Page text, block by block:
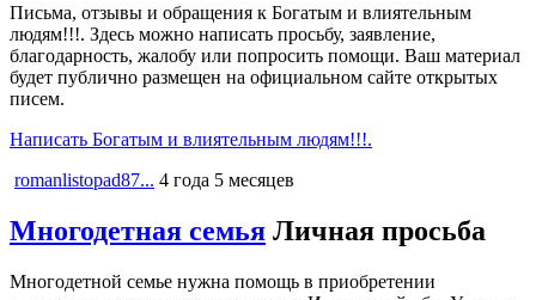
Письма, отзывы и обращения к Богатым и влиятельным
людям!!!. Здесь можно написать просьбу, заявление,
благодарность, жалобу или попросить помощи. Ваш материал
будет публично размещен на официальном сайте открытых
писем.
Написать Богатым и влиятельным людям!!!.
romanlistopad87... 4 года 5 месяцев
Многодетная семья Личная просьба
Многодетной семье нужна помощь в приобретении